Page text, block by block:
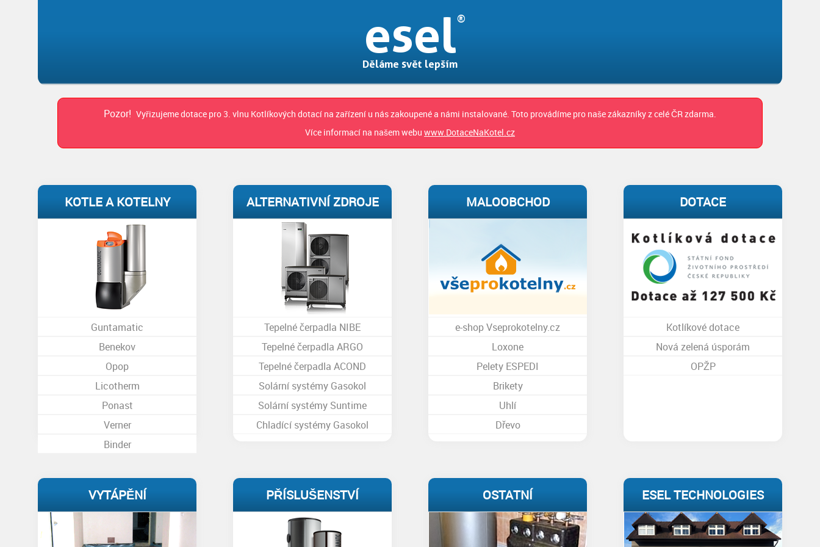
esel
Děláme svět lepším
Pozor! Vyřizujeme dotace pro 3. vlnu Kotlíkových dotací na zařízení u nás zakoupené a námi instalované. Toto provádíme pro naše zákazníky z celé ČR zdarma.
Více informací na našem webu www.DotaceNaKotel.cz
KOTLE A KOTELNY
Guntamatic
Benekov
Opop
Licotherm
Ponast
Verner
Binder
ALTERNATIVNÍ ZDROJE
Tepelné čerpadla NIBE
Tepelné čerpadla ARGO
Tepelné čerpadla ACOND
Solární systémy Gasokol
Solární systémy Suntime
Chladící systémy Gasokol
MALOOBCHOD
e-shop Vseprokotelny.cz
Loxone
Pelety ESPEDI
Brikety
Uhlí
Dřevo
DOTACE
Kotlíkové dotace
Nová zelená úsporám
OPŽP
VYTÁPĚNÍ PŘÍSLUŠENSTVÍ OSTATNÍ
ESEL TECHNOLOGIES
S.R.O.